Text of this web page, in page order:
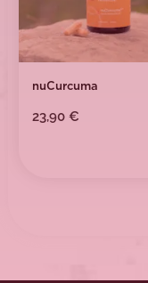
nuCurcuma
23,90 €